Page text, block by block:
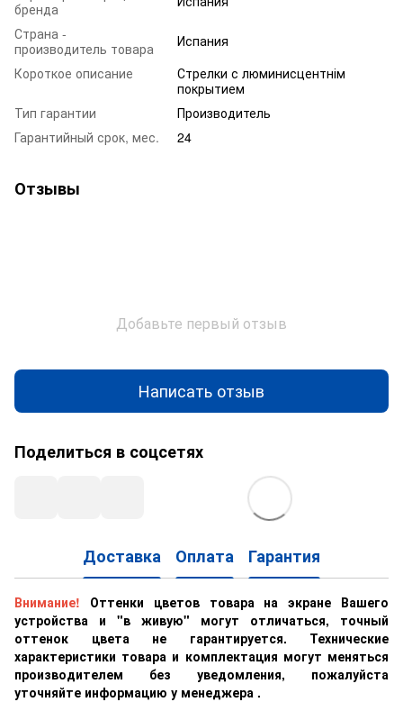
бренда
Страна -
производитель товара
Испания
Короткое описание
Стрелки с люминисцентнім
покрытием
Тип гарантии
Производитель
Гарантийный срок, мес.
24
Отзывы
Добавьте первый отзыв
Написать отзыв
Поделиться в соцсетях
Доставка Оплата Гарантия
Внимание!
Оттенки цветов товара на экране Вашего
устройства и "в живую" могут отличаться, точный
оттенок цвета не гарантируется. Технические
характеристики товара и комплектация могут меняться
производителем без уведомления, пожалуйста
уточняйте информацию у менеджера .